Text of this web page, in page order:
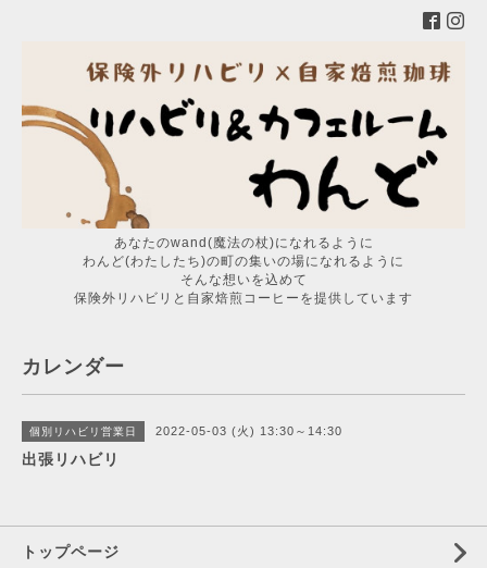
あなたのwand(魔法の杖)になれるように
わんど(わたしたち)の町の集いの場になれるように
そんな想いを込めて
保険外リハビリと自家焙煎コーヒーを提供しています
カレンダー
個別リハビリ営業日 2022-05-03 (火) 13:30～14:30
出張リハビリ
トップページ